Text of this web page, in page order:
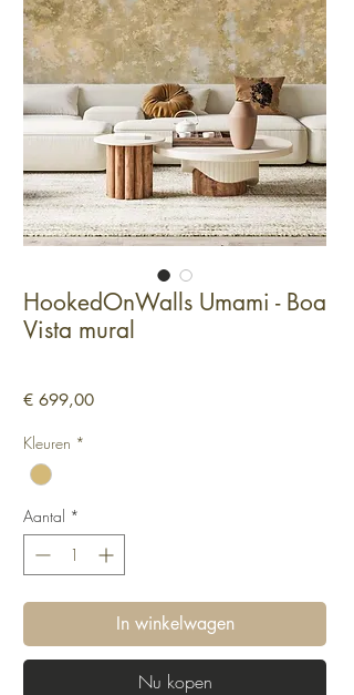
HookedOnWalls Umami - Boa
Vista mural
€ 699,00Prijs
Kleuren *
Aantal *
In winkelwagen
Nu kopen